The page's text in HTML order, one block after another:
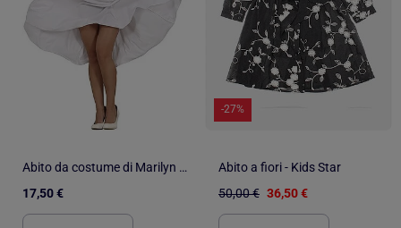
Abito da costume di Marilyn Monroe
17,50 €
-27%
Abito a fiori - Kids Star
50,00 € 36,50 €